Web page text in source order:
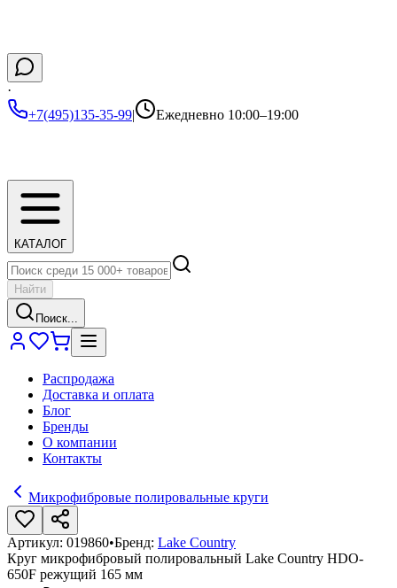
·
+7(495)135-35-99| Ежедневно 10:00–19:00
КАТАЛОГ
Найти
Поиск...
Распродажа
Доставка и оплата
Блог
Бренды
О компании
Контакты
Микрофибровые полировальные круги
Артикул: 019860•Бренд: Lake Country
Круг микрофибровый полировальный Lake Country HDO-
650F режущий 165 мм